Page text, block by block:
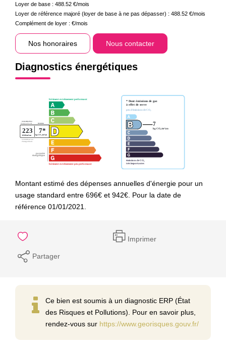
Loyer de base : 488.52 €/mois
Loyer de référence majoré (loyer de base à ne pas dépasser) : 488.52 €/mois
Complément de loyer : €/mois
Nos honoraires Nous contacter
Diagnostics énergétiques
Montant estimé des dépenses annuelles d'énergie pour un
usage standard entre 696€ et 942€. Pour la date de
référence 01/01/2021.
Imprimer
Partager
Ce bien est soumis à un diagnostic ERP (État
des Risques et Pollutions). Pour en savoir plus,
rendez-vous sur https://www.georisques.gouv.fr/